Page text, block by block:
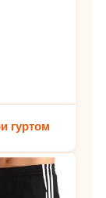
гуртом